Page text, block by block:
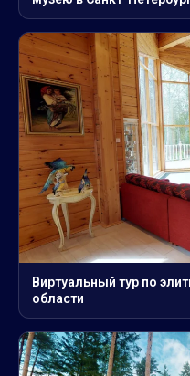
Виртуальный тур по
области